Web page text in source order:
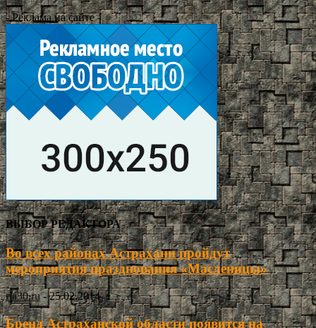
- Реклама на сайте -
ВЫБОР РЕДАКТОРА
Во всех районах Астрахани пройдут
мероприятия празднования «Масленицы»
ria30.ru - 25.02.2014
Бренд Астраханской области появится на